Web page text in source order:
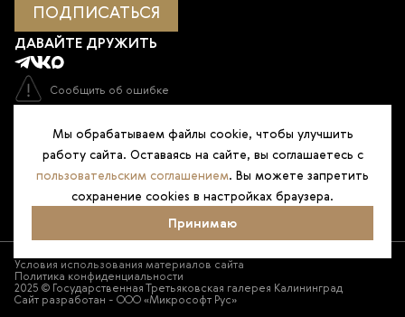
ПОДПИСАТЬСЯ
ДАВАЙТЕ ДРУЖИТЬ
Сообщить об ошибке
Условия использования материалов сайта
Политика конфиденциальности
2025 © Государственная Третьяковская галерея Калининград
Сайт разработан - ООО «Микрософт Рус»
Мы обрабатываем файлы cookie, чтобы улучшить
работу сайта. Оставаясь на сайте, вы соглашаетесь с
пользовательским соглашением. Вы можете запретить
сохранение cookies в настройках браузера.
Принимаю